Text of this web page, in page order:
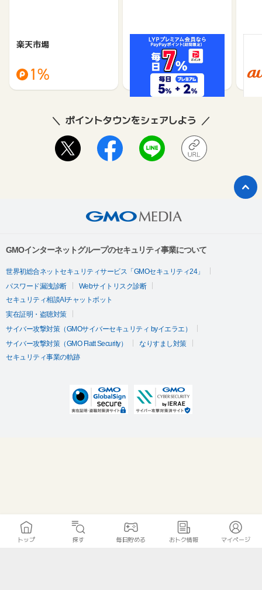
楽天市場
1%
Yahoo!ショッピング
1%
ポイントタウンをシェアしよう
GMOインターネットグループのセキュリティ事業について
世界初総合ネットセキュリティサービス「GMOセキュリティ24」
パスワード漏洩診断
Webサイトリスク診断
セキュリティ相談AIチャットボット
実在証明・盗聴対策
サイバー攻撃対策（GMOサイバーセキュリティ byイエラエ）
サイバー攻撃対策（GMO Flatt Security）
なりすまし対策
セキュリティ事業の軌跡
トップ 探す 毎日貯める おトク情報 マイページ